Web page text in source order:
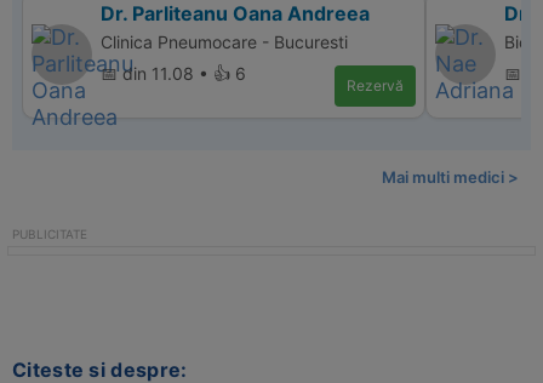
Dr. Parliteanu Oana Andreea
Clinica Pneumocare - Bucuresti
📅 din 11.08 • 👍 6
Rezervă
Dr.
Bio
📅
Mai multi medici >
Citeste si despre: